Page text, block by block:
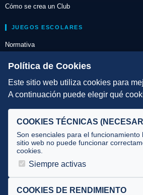
Cómo se crea un Club
JUEGOS ESCOLARES
Normativa
Escuelas de Triatlón
DIRECCIÓN TÉCNICA
Selecciones
Tecnificación
JUECES Y OFICIALES
Documentos
Política de Cookies
Este sitio web utiliza cookies para
A continuación puede elegir qué
COOKIES TÉCNICAS
Son esenciales para el funcionamiento
sitio web no puede funcionar
cookies.
Siempre activas
COOKIES DE RENDIMIENTO